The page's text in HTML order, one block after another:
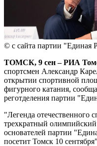
© с сайта партии "Единая
ТОМСК, 9 сен – РИА
спортсмен Александр
открытии спортивной
фигурного катания,
реготделения партии
"Легенда отечественного
трехкратный
основателей партии
посетит Томск 10